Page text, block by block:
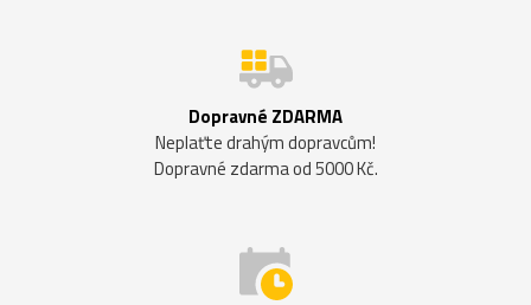
Dopravné ZDARMA
Neplaťte drahým dopravcům!
Dopravné zdarma od 5000 Kč.